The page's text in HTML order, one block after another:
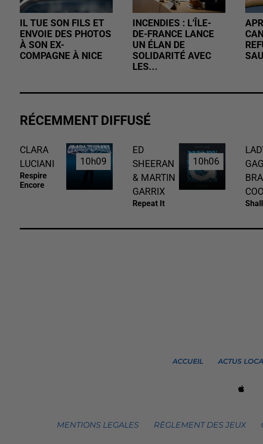
IL TUE SON FILS ET
ENVOIE DES PHOTOS
À SON EX-
COMPAGNE À NICE
INCENDIES : L’ÎLE-
DE-FRANCE LANCE
UN ÉLAN DE
SOLIDARITÉ AVEC
LES...
RÉCEMMENT DIFFUSÉ
CLARA
LUCIANI
Respire
Encore
10h09
10h09
ED
SHEERAN
& MARTIN
GARRIX
Repeat It
10h06
10h06
ACCUEIL ACTUS
MENTIONS LEGALES RÈGLEMENT DES JEUX